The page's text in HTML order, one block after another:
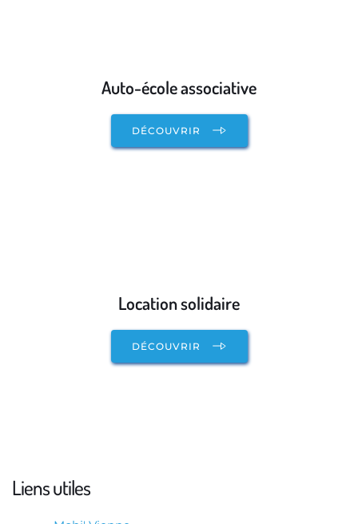
Auto-école associative
DÉCOUVRIR
Location solidaire
DÉCOUVRIR
Liens utiles